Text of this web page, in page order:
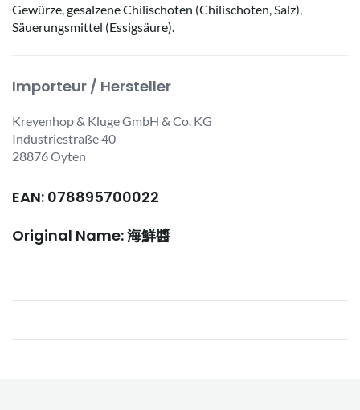
Gewürze, gesalzene Chilischoten (Chilischoten, Salz),
Säuerungsmittel (Essigsäure).
Importeur / Hersteller
Kreyenhop & Kluge GmbH & Co. KG
Industriestraße 40
28876 Oyten
EAN: 078895700022
Original Name: 海鮮醬